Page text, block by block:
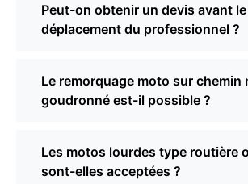
Peut-on obtenir un devis avant le
déplacement du professionnel ?
Le remorquage moto sur chemin
goudronné est-il possible ?
Les motos lourdes type routière
sont-elles acceptées ?